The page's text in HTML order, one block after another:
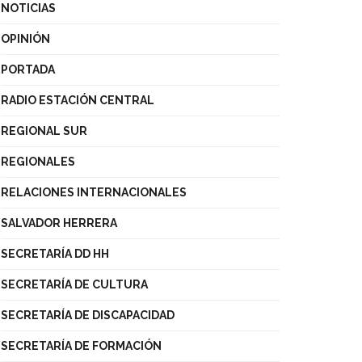
NOTICIAS
OPINIÓN
PORTADA
RADIO ESTACIÓN CENTRAL
REGIONAL SUR
REGIONALES
RELACIONES INTERNACIONALES
SALVADOR HERRERA
SECRETARÍA DD HH
SECRETARÍA DE CULTURA
SECRETARÍA DE DISCAPACIDAD
SECRETARÍA DE FORMACIÓN